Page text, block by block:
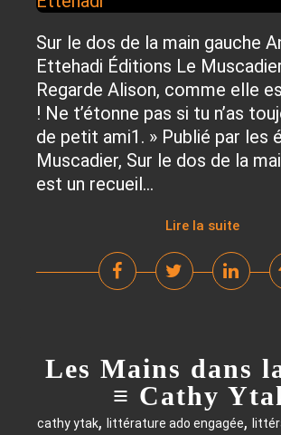
Sur le dos de la main gauche
Ettehadi Éditions Le
Regarde Alison, comme elle
! Ne t’étonne pas si tu n’as
de petit ami1. » Publié par les
Muscadier, Sur le dos de la
est un recueil...
Lire la suite
Les Mains dans
≡ Cathy
cathy ytak, littérature ado engagée,